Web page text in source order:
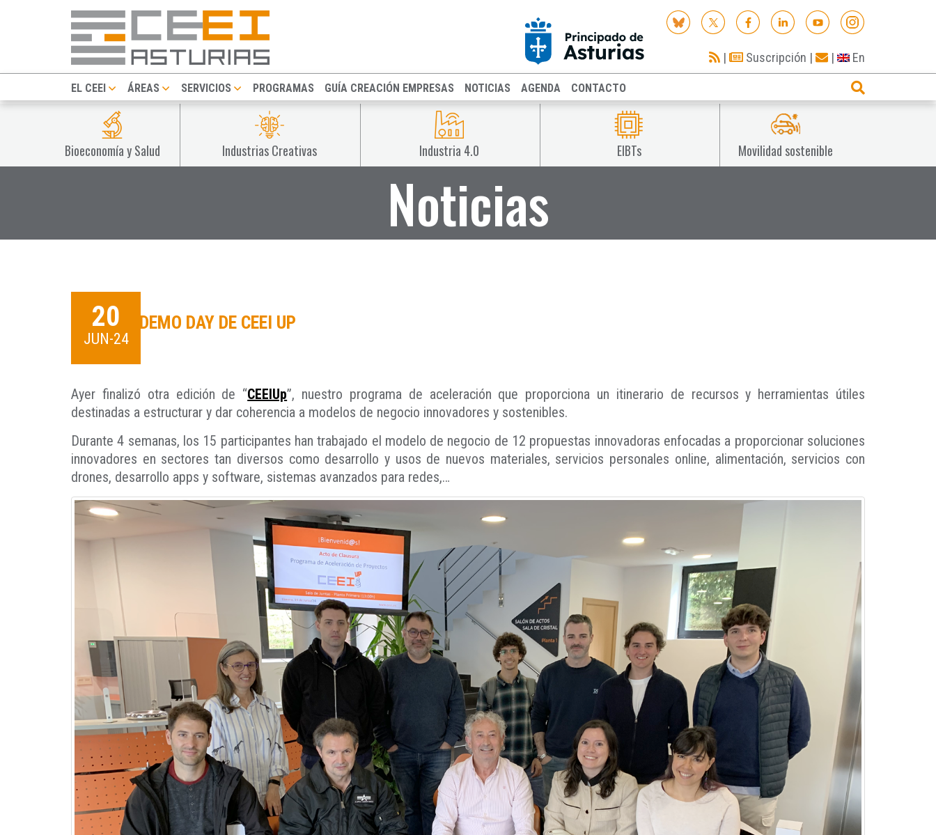
| Suscripción | | En
EL CEEI ÁREAS SERVICIOS PROGRAMAS GUÍA CREACIÓN EMPRESAS NOTICIAS AGENDA CONTACTO
Bioeconomía y Salud Industrias Creativas Industria 4.0 EIBTs Movilidad sostenible
Noticias
20
JUN-24
DEMO DAY DE CEEI UP
Ayer finalizó otra edición de “CEEIUp”, nuestro programa de aceleración que proporciona un itinerario de recursos y herramientas útiles
destinadas a estructurar y dar coherencia a modelos de negocio innovadores y sostenibles.
Durante 4 semanas, los 15 participantes han trabajado el modelo de negocio de 12 propuestas innovadoras enfocadas a proporcionar soluciones
innovadores en sectores tan diversos como desarrollo y usos de nuevos materiales, servicios personales online, alimentación, servicios con
drones, desarrollo apps y software, sistemas avanzados para redes,…